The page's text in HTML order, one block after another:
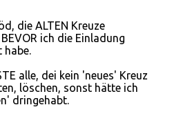
die ALTEN Kreuze
ich die Einladung
habe.
alle, dei kein 'neues' Kreuz
löschen, sonst hätte ich
dringehabt.